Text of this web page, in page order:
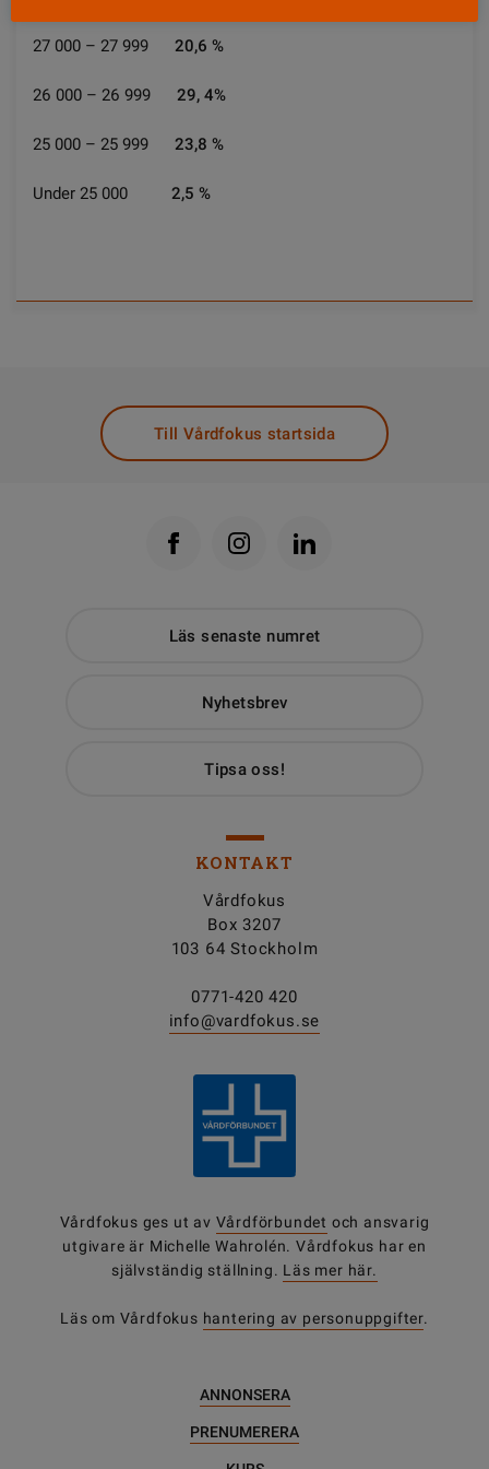
27 000 – 27 999 20,6 %
26 000 – 26 999 29, 4%
25 000 – 25 999 23,8 %
Under 25 000 2,5 %
Till Vårdfokus startsida
Läs senaste numret
Nyhetsbrev
Tipsa oss!
KONTAKT
Vårdfokus
Box 3207
103 64 Stockholm
0771-420 420
info@vardfokus.se
Vårdfokus ges ut av Vårdförbundet och ansvarig
utgivare är Michelle Wahrolén. Vårdfokus har en
självständig ställning. Läs mer här.
Läs om Vårdfokus hantering av personuppgifter.
ANNONSERA
PRENUMERERA